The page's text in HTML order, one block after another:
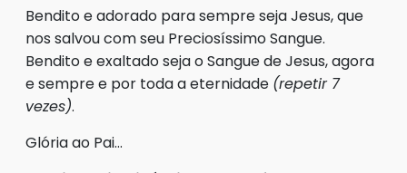
Bendito e adorado para sempre seja Jesus, que
nos salvou com seu Preciosíssimo Sangue.
Bendito e exaltado seja o Sangue de Jesus, agora
e sempre e por toda a eternidade (repetir 7
vezes).
Glória ao Pai…